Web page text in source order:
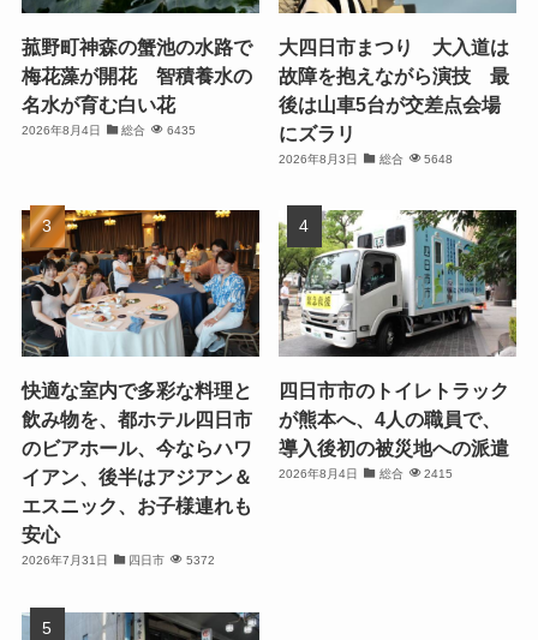
菰野町神森の蟹池の水路で
梅花藻が開花 智積養水の
名水が育む白い花
2026年8月4日 総合 6435
大四日市まつり 大入道は
故障を抱えながら演技 最
後は山車5台が交差点会場
にズラリ
2026年8月3日 総合 5648
快適な室内で多彩な料理と
飲み物を、都ホテル四日市
のビアホール、今ならハワ
イアン、後半はアジアン＆
エスニック、お子様連れも
安心
2026年7月31日 四日市 5372
四日市市のトイレトラック
が熊本へ、4人の職員で、
導入後初の被災地への派遣
2026年8月4日 総合 2415